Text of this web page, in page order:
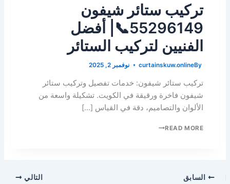
تركيب ستائر شيفون
55296149📞| أفضل
الفنيين لتركيب الستائر
By
curtainskuw.online نوفمبر 2, 2025
تركيب ستائر شيفون: خدمات تفصيل وتركيب ستائر
شيفون فاخرة ورقيقة في الكويت. تشكيلة واسعة من
الألوان والتصاميم، دقة في القياس […]
READ MORE
السابق التالي